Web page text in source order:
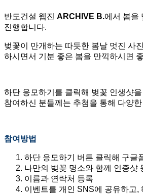
반도건설 웹진 ARCHIVE B.에서 봄을
진행합니다.
벚꽃이 만개하는 따듯한 봄날 멋진 사
하시면서 기분 좋은 봄을 만끽하시면
하단 응모하기를 클릭해 벚꽃 인생샷
참여하신 분들께는 추첨을 통해 다양
참여방법
하단 응모하기 버튼 클릭해 구글
나만의 벚꽃 명소와 함께 인증샷
이름과 연락처 등록
이벤트를 개인 SNS에 공유하고,